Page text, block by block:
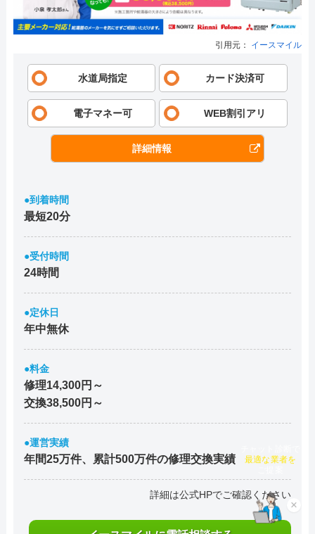
引用元： イースマイル
水道局指定 カード決済可
電子マネー可 WEB割引アリ
詳細情報
●到着時間
最短20分
●受付時間
24時間
●定休日
年中無休
●料金
修理14,300円～
交換38,500円～
●運営実績
年間25万件、累計500万件の修理交換実績
詳細は公式HPでご確認ください
×
チャット診断で
最適な業者を